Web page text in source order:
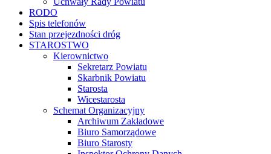
RODO
Spis telefonów
Stan przejezdności dróg
STAROSTWO
Kierownictwo
Sekretarz Powiatu
Skarbnik Powiatu
Starosta
Wicestarosta
Schemat Organizacyjny
Archiwum Zakładowe
Biuro Samorządowe
Biuro Starosty